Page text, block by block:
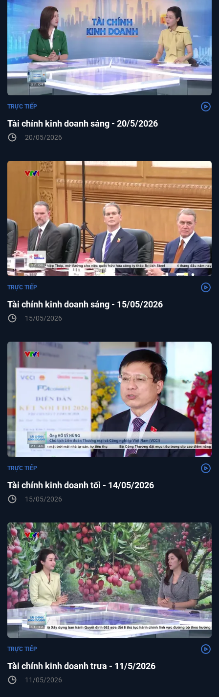
Tài chính kinh doanh sáng - 20/5/2026
TRỰC TIẾP
20/05/2026
Tài chính kinh doanh sáng - 15/05/2026
TRỰC TIẾP
15/05/2026
Tài chính kinh doanh tối - 14/05/2026
TRỰC TIẾP
15/05/2026
Tài chính kinh doanh trưa - 11/5/2026
TRỰC TIẾP
11/05/2026